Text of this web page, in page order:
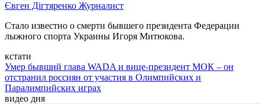
Євген Дігтяренко Журналист
Стало известно о смерти бывшего президента Федерации
лыжного спорта Украины Игоря Митюкова.
кстати
Умер бывший глава WADA и вице-президент МОК – он
отстранил россиян от участия в Олимпийских и
Паралимпийских играх
видео дня